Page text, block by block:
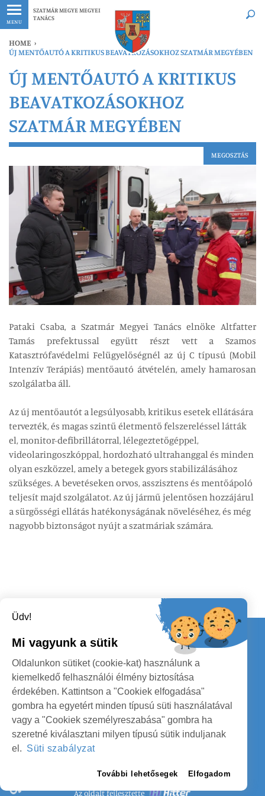
MENU
SZATMÁR MEGYE MEGYEI
TANÁCS
Legfrissebb Bármikor
HOME ›
ÚJ MENTŐAUTÓ A KRITIKUS BEAVATKOZÁSOKHOZ SZATMÁR MEGYÉBEN
ÚJ MENTŐAUTÓ A KRITIKUS
BEAVATKOZÁSOKHOZ
SZATMÁR MEGYÉBEN
MEGOSZTÁS
Pataki Csaba, a Szatmár Megyei Tanács elnöke Altfatter
Tamás prefektussal együtt részt vett a Szamos
Katasztrófavédelmi Felügyelőségnél az új C típusú (Mobil
Intenzív Terápiás) mentőautó átvételén, amely hamarosan
szolgálatba áll.
Az új mentőautót a legsúlyosabb, kritikus esetek ellátására
tervezték, és magas szintű életmentő felszereléssel látták
el, monitor-defibrillátorral, lélegeztetőgéppel,
videolaringoszkóppal, hordozható ultrahanggal és minden
olyan eszközzel, amely a betegek gyors stabilizálásához
szükséges. A bevetéseken orvos, asszisztens és mentőápoló
teljesít majd szolgálatot. Az új jármű jelentősen hozzájárul
a sürgősségi ellátás hatékonyságának növeléséhez, és még
nagyobb biztonságot nyújt a szatmáriak számára.
SZEMÉLYES ADATOK VÉDELME
Az oldalt fejlesztette
SZATMÁR MEGYE MEGYEI TANÁCS
Kapcsolat
KÖVESSENEK
Üdv!
Mi vagyunk a sütik
Oldalunkon sütiket (cookie-kat) használunk a
kiemelkedő felhasználói élmény biztosítása
érdekében. Kattintson a "Cookiek elfogadása"
gombra ha egyetért minden típusú süti használatával
vagy a "Cookiek személyreszabása" gombra ha
szeretné kiválasztani milyen típusú sütik induljanak
el. Süti szabályzat
További lehetősegek Elfogadom